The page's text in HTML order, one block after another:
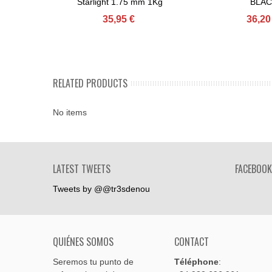
35,95 €
RELATED PRODUCTS
No items
LATEST TWEETS
Tweets by @@tr3sdenou
FACEBOOK
QUIÉNES SOMOS
Seremos tu punto de
CONTACT
Téléphone: